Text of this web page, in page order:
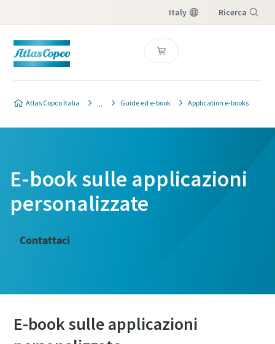
Italy Ricerca
Atlas Copco Italia Guide ed e-book Application e-books
E-book sulle applicazioni
personalizzate
Contattaci
E-book sulle applicazioni